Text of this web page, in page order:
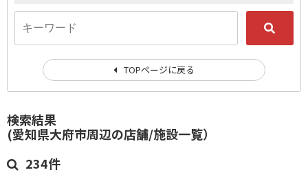
検索結果
(愛知県大府市周辺の店舗/施設一覧）
234件
TOPページに戻る